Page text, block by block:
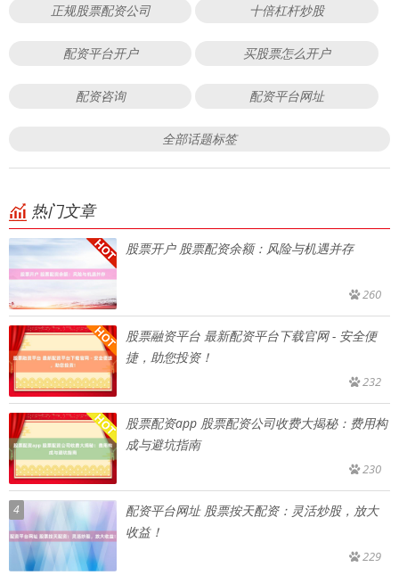
正规股票配资公司 十倍杠杆炒股
配资平台开户 买股票怎么开户
配资咨询 配资平台网址
全部话题标签
热门文章
股票开户 股票配资余额：风险与机遇并存
260
股票融资平台 最新配资平台下载官网 - 安全便
捷，助您投资！
232
股票配资app 股票配资公司收费大揭秘：费用构
成与避坑指南
230
4
配资平台网址 股票按天配资：灵活炒股，放大
收益！
229